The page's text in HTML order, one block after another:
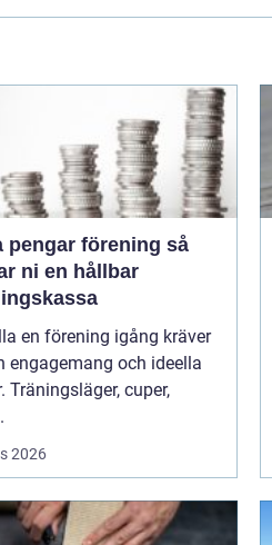
förening så
ni en hållbar
en förening igång kräver
engagemang och ideella
Träningsläger, cuper,
2026